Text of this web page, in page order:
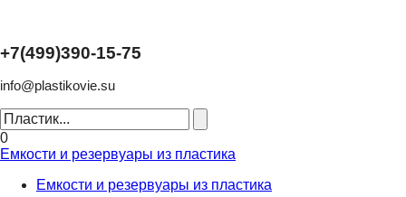
+7(499)390-15-75
info@plastikovie.su
0
Емкости и резервуары из пластика
Емкости и резервуары из пластика